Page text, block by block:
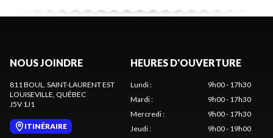
NOUS JOINDRE
811 BOUL. SAINT-LAURENT EST
LOUISEVILLE, QUÉBEC
J5V 1J1
ITINÉRAIRE
HEURES D'OUVERTURE
Lundi:
9h00 - 17h30
Mardi:
9h00 - 17h30
Mercredi:
9h00 - 17h30
Jeudi:
9h00 - 19h00